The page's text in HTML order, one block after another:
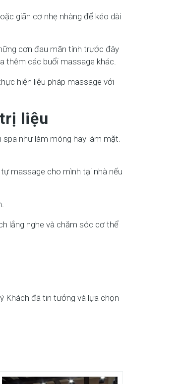
giãn cơ nhẹ nhàng để kéo dài
cơn đau mãn tính trước đây
thêm các buổi massage khác.
hiện liệu pháp massage với
liệu
như làm móng hay làm mặt.
massage cho mình tại nhà nếu
lắng nghe và chăm sóc cơ thể
Khách đã tin tưởng và lựa chọn